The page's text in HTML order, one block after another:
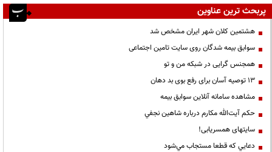
پربحث ترین عناوین
هشتمین کلان شهر ایران مشخص شد
سوابق بیمه شدگان روی سایت تامین اجتماعی
همجنس گرایی در شبکه من و تو
13 توصیه آسان برای رفع بوی بد دهان
مشاهده سامانه آنلاين سوابق بیمه
حكم آيت‌الله مكارم درباره شاهين نجفي
سایتهای همسریابی!
دعايي كه قطعا مستجاب مي‌شود